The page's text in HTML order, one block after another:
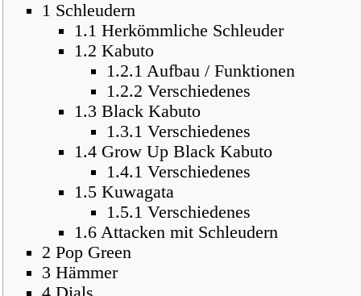
1 Schleudern
1.1 Herkömmliche Schleuder
1.2 Kabuto
1.2.1 Aufbau / Funktionen
1.2.2 Verschiedenes
1.3 Black Kabuto
1.3.1 Verschiedenes
1.4 Grow Up Black Kabuto
1.4.1 Verschiedenes
1.5 Kuwagata
1.5.1 Verschiedenes
1.6 Attacken mit Schleudern
2 Pop Green
3 Hämmer